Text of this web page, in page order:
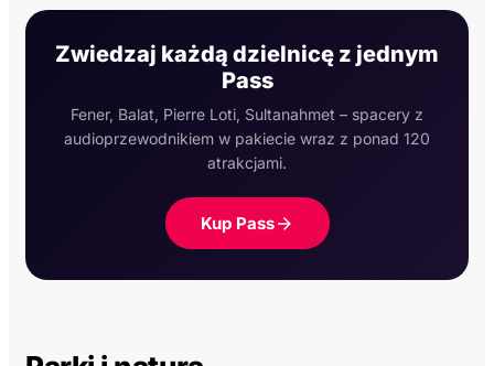
Zwiedzaj każdą dzielnicę z jednym
Pass
Fener, Balat, Pierre Loti, Sultanahmet – spacery z
audioprzewodnikiem w pakiecie wraz z ponad 120
atrakcjami.
Kup Pass